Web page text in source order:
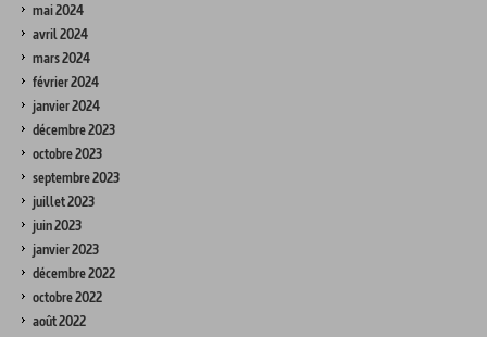
mai 2024
avril 2024
mars 2024
février 2024
janvier 2024
décembre 2023
octobre 2023
septembre 2023
juillet 2023
juin 2023
janvier 2023
décembre 2022
octobre 2022
août 2022